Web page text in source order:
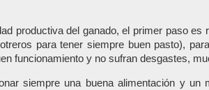
productiva del ganado, el primer paso
para tener siempre buen pasto),
funcionamiento y no sufran desgastes,
siempre una buena alimentación y